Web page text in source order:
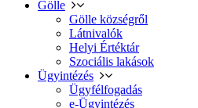
Gölle
Gölle községről
Látnivalók
Helyi Értéktár
Szociális lakások
Ügyintézés
Ügyfélfogadás
e-Ügyintézés